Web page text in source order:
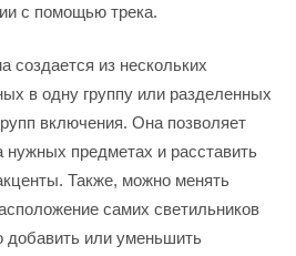
с помощью трека.
создается из нескольких
в одну группу или разделенных
включения. Она позволяет
нужных предметах и расставить
Также, можно менять
самих светильников
добавить или уменьшить